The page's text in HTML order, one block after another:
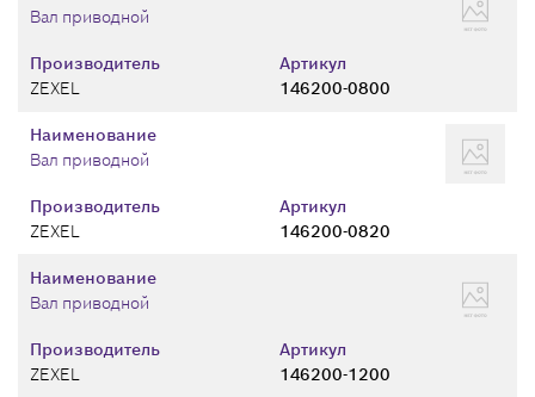
Производитель
ZEXEL
Артикул
146200-0800
Вал приводной
Производитель
ZEXEL
Артикул
146200-0820
Наименование
Вал приводной
Производитель
ZEXEL
Артикул
146200-1200
Наименование
Вал приводной